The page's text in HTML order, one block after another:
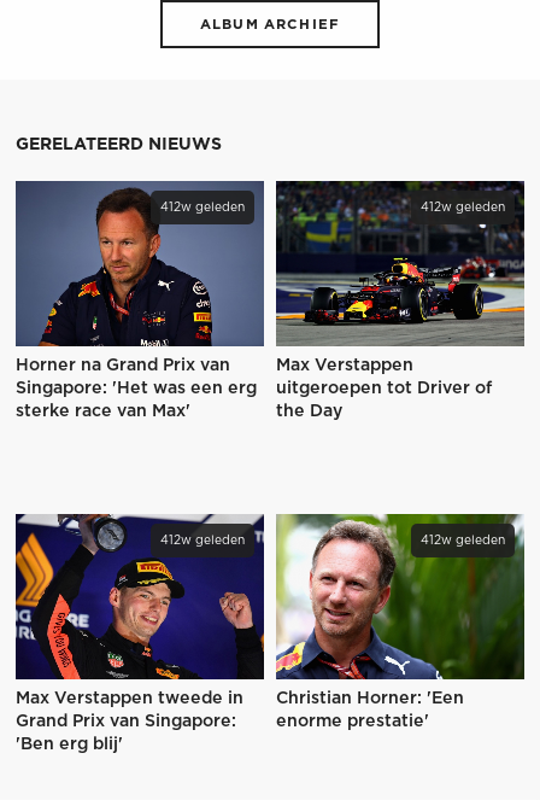
ALBUM ARCHIEF
GERELATEERD NIEUWS
412w geleden
Horner na Grand Prix van
Singapore: 'Het was een erg
sterke race van Max'
412w geleden
Max Verstappen
uitgeroepen tot Driver of
the Day
412w geleden
Max Verstappen tweede in
Grand Prix van Singapore:
'Ben erg blij'
412w geleden
Christian Horner: 'Een
enorme prestatie'